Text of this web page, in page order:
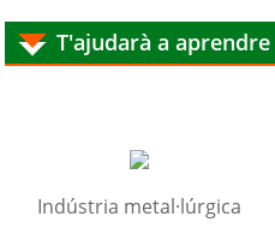
T'ajudarà a
Indústria metal·lúrgica